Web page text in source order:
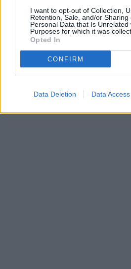
I want to opt-out of Collection,
Retention, Sale, and/or Sharing
Personal Data that Is Unrelated
Purposes for which it was
Opted In
CONFIRM
Data Deletion Data Access